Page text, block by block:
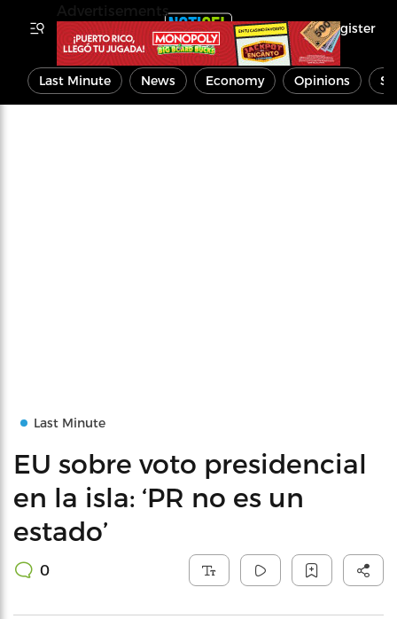
Register
Last Minute News Economy Opinions
Last Minute
EU sobre voto presidencial
en la isla: ‘PR no es un
estado’
0
Advertisements